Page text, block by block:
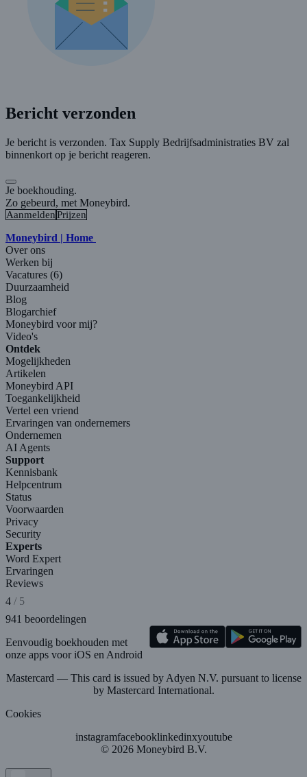
Bericht verzonden
Je bericht is verzonden. Tax Supply Bedrijfsadministraties BV zal
binnenkort op je bericht reageren.